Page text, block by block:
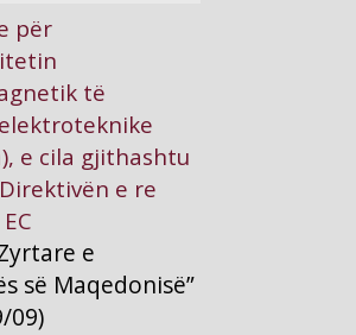
për
të
e cila gjithashtu
e re
e
së Maqedonisë”
09)